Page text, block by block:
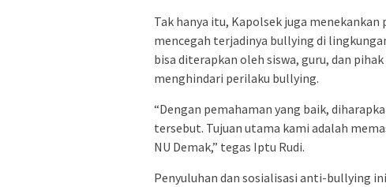
Tak hanya itu, Kapolsek juga
mencegah terjadinya bullying di
bisa diterapkan oleh siswa, guru, dan
menghindari perilaku bullying.
“Dengan pemahaman yang baik,
tersebut. Tujuan utama kami adalah
NU Demak,” tegas Iptu Rudi.
Penyuluhan dan sosialisasi anti-bullying